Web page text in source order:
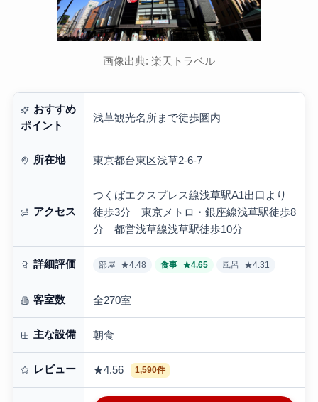
画像出典: 楽天トラベル
おすすめ
ポイント
浅草観光名所まで徒歩圏内
所在地 東京都台東区浅草2-6-7
アクセス
つくばエクスプレス線浅草駅A1出口より
徒歩3分 東京メトロ・銀座線浅草駅徒歩8
分 都営浅草線浅草駅徒歩10分
詳細評価 部屋 ★4.48 食事 ★4.65 風呂 ★4.31
客室数 全270室
主な設備 朝食
レビュー ★4.56 1,590件